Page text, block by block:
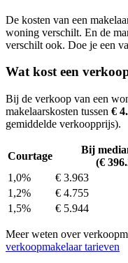
De kosten van een
woning verschilt. En de
verschilt ook. Doe je een
Wat kost een
Bij de verkoop van een
makelaarskosten tussen €
gemiddelde verkoopprijs).
Courtage
Bij
(€
1,0%
€ 3.963
1,2%
€ 4.755
1,5%
€ 5.944
Meer weten over
verkoopmakelaar tarieven